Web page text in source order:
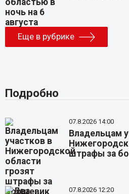
Еще в рубрике
Подробно
07.8.2026 14:00
Владельцам
штрафы за
07.8.2026 12:20